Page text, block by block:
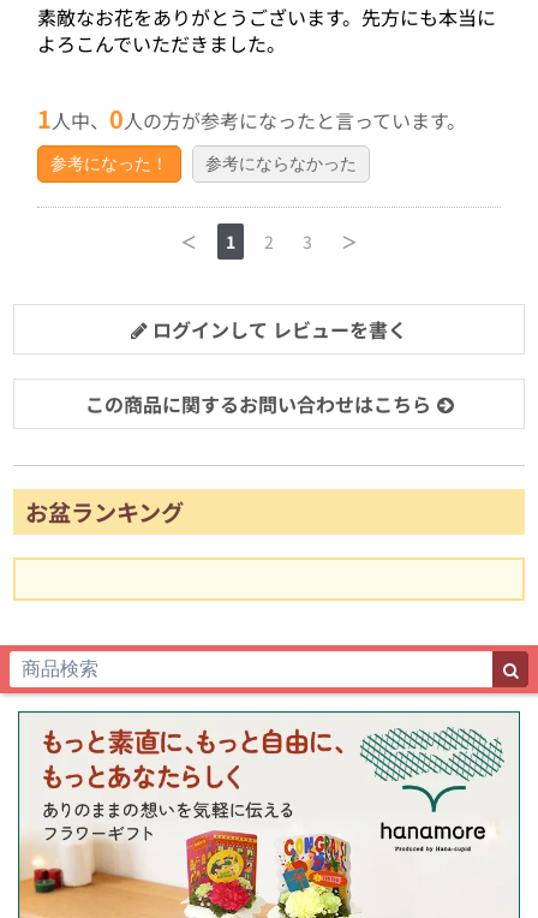
素敵なお花をありがとうございます。先方にも本当に
よろこんでいただきました。
1人中、0人の方が参考になったと言っています。
参考になった！ 参考にならなかった
＜ 1 2 3 ＞
ログインして レビューを書く
この商品に関するお問い合わせはこちら
お盆ランキング